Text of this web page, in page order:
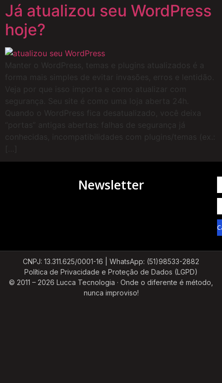
Já atualizou seu WordPress
hoje?
Manter o WordPress, temas e plugins atualizados é a
forma mais simples de evitar invasões, erros e lentidão.
Veja por que isso importa e como atualizar com
segurança. Seu site é como uma loja aberta 24h.
Quando o WordPress fica desatualizado, você deixa
“portas” antigas abertas: falhas de segurança já
conhecidas, incompatibilidades com plugins/temas (ex.:
[…]
Newsletter
CNPJ: 13.311.625/0001-16 | WhatsApp: (51)98533-2882
Política de Privacidade e Proteção de Dados (LGPD)
© 2011 – 2026 Lucca Tecnologia · Onde o diferente é método,
nunca improviso!